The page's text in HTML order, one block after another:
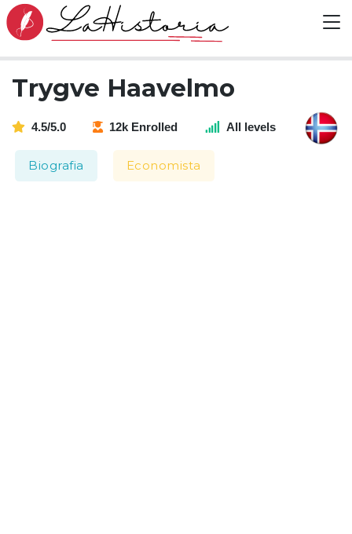
Trygve Haavelmo
4.5/5.0 12k Enrolled All levels
Biografia Economista